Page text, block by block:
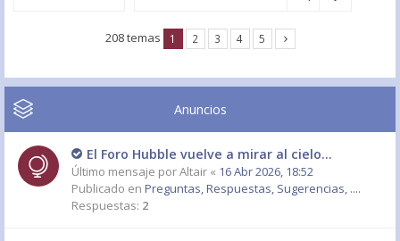
208 temas 1 2 3 4 5
Anuncios
El Foro Hubble vuelve a mirar al cielo...
Último mensaje porAltair « 16 Abr 2026, 18:52
Publicado en Preguntas, Respuestas, Sugerencias, ....
Respuestas: 2